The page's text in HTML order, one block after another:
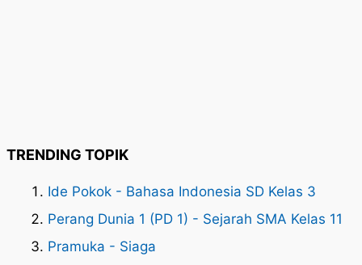
TRENDING TOPIK
Ide Pokok - Bahasa Indonesia SD Kelas 3
Perang Dunia 1 (PD 1) - Sejarah SMA Kelas 11
Pramuka - Siaga